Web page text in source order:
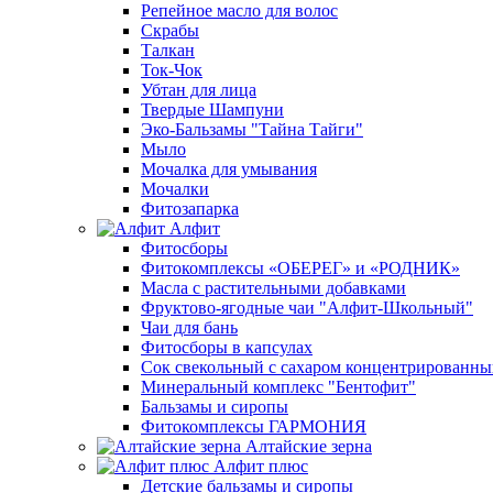
Репейное масло для волос
Скрабы
Талкан
Ток-Чок
Убтан для лица
Твердые Шампуни
Эко-Бальзамы "Тайна Тайги"
Мыло
Мочалка для умывания
Мочалки
Фитозапарка
Алфит
Фитосборы
Фитокомплексы «ОБЕРЕГ» и «РОДНИК»
Масла с растительными добавками
Фруктово-ягодные чаи "Алфит-Школьный"
Чаи для бань
Фитосборы в капсулах
Сок свекольный с сахаром
Минеральный комплекс "Бентофит"
Бальзамы и сиропы
Фитокомплексы ГАРМОНИЯ
Алтайские зерна
Алфит плюс
Детские бальзамы и сиропы